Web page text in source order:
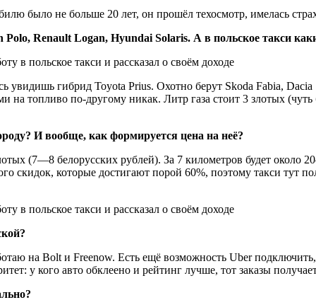
было не больше 20 лет, он прошёл техосмотр, имелась
Renault Logan, Hyundai Solaris. А в польское такси
увидишь гибрид Toyota Prius. Охотно берут Skoda Fabia,
на топливо по-другому никак. Литр газа стоит 3 злотых
И вообще, как формируется цена на неё?
(7—8 белорусских рублей). За 7 километров будет около
скидок, которые достигают порой 60%, поэтому такси тут
на Bolt и Freenow. Есть ещё возможность Uber
у кого авто обклеено и рейтинг лучше, тот заказы